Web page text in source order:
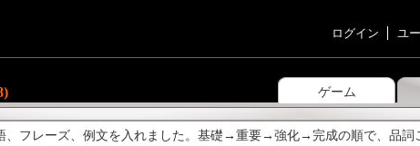
ログイン ユ
ゲーム
、フレーズ、例文を入れました。基礎→重要→強化→完成の順で、品詞